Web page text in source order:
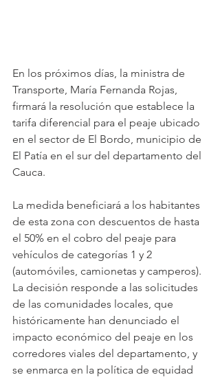
En los próximos días, la ministra de
Transporte, María Fernanda Rojas,
firmará la resolución que establece la
tarifa diferencial para el peaje ubicado
en el sector de El Bordo, municipio de
El Patía en el sur del departamento del
Cauca.
La medida beneficiará a los habitantes
de esta zona con descuentos de hasta
el 50% en el cobro del peaje para
vehículos de categorías 1 y 2
(automóviles, camionetas y camperos).
La decisión responde a las solicitudes
de las comunidades locales, que
históricamente han denunciado el
impacto económico del peaje en los
corredores viales del departamento, y
se enmarca en la política de equidad